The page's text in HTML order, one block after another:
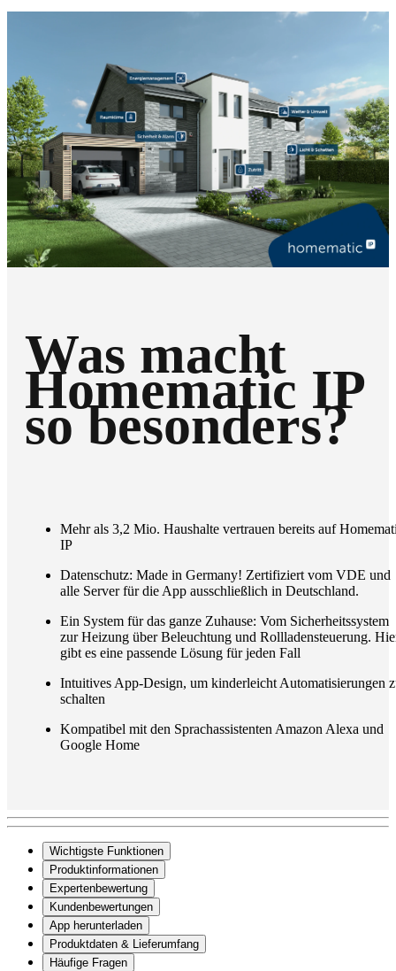
Was macht
Homematic IP
so besonders?
Mehr als 3,2 Mio. Haushalte vertrauen bereits auf
IP
Datenschutz: Made in Germany! Zertifiziert vom VDE und
alle Server für die App ausschließlich in Deutschland.
Ein System für das ganze Zuhause: Vom Sicherheitssystem
zur Heizung über Beleuchtung und Rollladensteuerung.
gibt es eine passende Lösung für jeden Fall
Intuitives App-Design, um kinderleicht Automatisierungen
schalten
Kompatibel mit den Sprachassistenten Amazon Alexa und
Google Home
Wichtigste Funktionen
Produktinformationen
Expertenbewertung
Kundenbewertungen
App herunterladen
Produktdaten & Lieferumfang
Häufige Fragen